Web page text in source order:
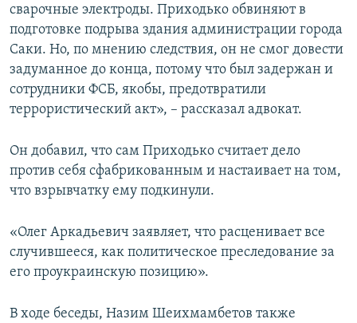
сварочные электроды. Приходько обвиняют в
подготовке подрыва здания администрации города
Саки. Но, по мнению следствия, он не смог довести
задуманное до конца, потому что был задержан и
сотрудники ФСБ, якобы, предотвратили
террористический акт», – рассказал адвокат.
Он добавил, что сам Приходько считает дело
против себя сфабрикованным и настаивает на том,
что взрывчатку ему подкинули.
«Олег Аркадьевич заявляет, что расценивает все
случившееся, как политическое преследование за
его проукраинскую позицию».
В ходе беседы, Назим Шеихмамбетов также